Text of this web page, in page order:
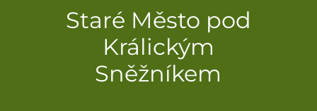
Staré Město pod
Králickým
Sněžníkem